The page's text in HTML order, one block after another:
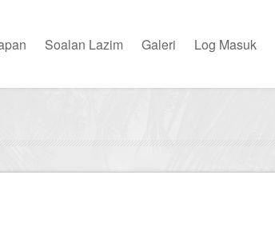
Soalan Lazim Galeri Log Masuk